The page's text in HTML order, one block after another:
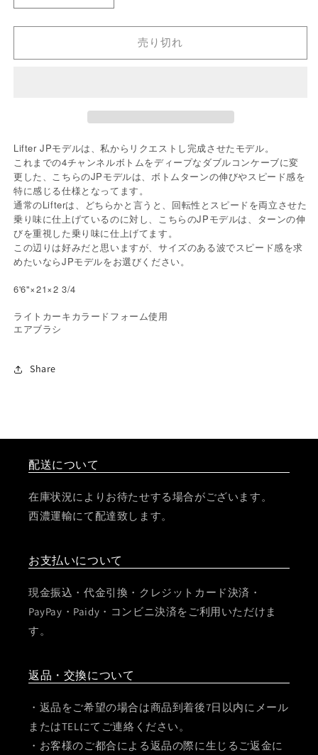
JP
Twinzer
の
ら
す
JP
Twinzer
6&#39;6&quot;
の
を
増
や
す
売り切れ
Lifter JPモデルは、私からリクエストし完成させたモデル。
これまでの4チャンネルボトムをディープなダブルコンケーブに変
更した、こちらのJPモデルは、ボトムターンの伸びやスピード感を
特に感じる仕様となってます。
通常のLifterは、どちらかと言うと、回転性とスピードを両立させた
乗り味に仕上げているのに対し、こちらのJPモデルは、ターンの伸
びを重視した乗り味に仕上げてます。
この辺りは好みだと思いますが、サイズのある波でスピード感を求
めたいならJPモデルをお選びください。
6'6"×21×2 3/4
ライトカーキカラードフォーム使用
エアブラシ
Share
配送について
在庫状況によりお待たせする場合がございます。
西濃運輸にて配達致します。
お支払いについて
現金振込・代金引換・クレジットカード決済・
PayPay・Paidy・コンビニ決済をご利用いただけま
す。
返品・交換について
・返品をご希望の場合は商品到着後7日以内にメール
またはTELにてご連絡ください。
・お客様のご都合による返品の際に生じるご返金に